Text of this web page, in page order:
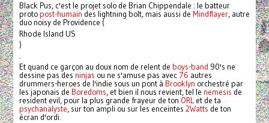
Black Pus, c'est le projet solo de Brian Chippendale : le batteur
protopost-humain des lightning bolt, mais aussi de Mindflayer, autre
duo noisy de Providence (
Rhode Island US
)
.
Et quand ce garçon au doux nom de relent de boys-band 90's ne
dessine pas des ninjas ou ne s'amuse pas avec 76 autres
drummers-heroes de l'indie sous un pont à Brooklyn orchestré par
les japonais de Boredoms, et bien il nous revient, tel le nemesis de
resident evil, pour la plus grande frayeur de ton ORLet de ta
psychanalyste, sur ton ampli ou sur les enceintes 2Watts de ton
écran d'ordi.